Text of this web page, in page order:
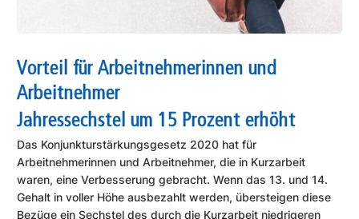
Vorteil für Arbeitnehmerinnen und
Arbeitnehmer
Jahressechstel um 15 Prozent erhöht
Das Konjunkturstärkungsgesetz 2020 hat für
Arbeitnehmerinnen und Arbeitnehmer, die in Kurzarbeit
waren, eine Verbesserung gebracht. Wenn das 13. und 14.
Gehalt in voller Höhe ausbezahlt werden, übersteigen diese
Bezüge ein Sechstel des durch die Kurzarbeit niedrigeren